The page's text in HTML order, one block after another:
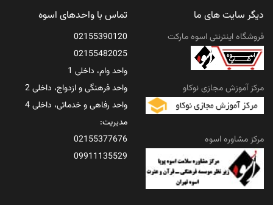
دیگر سایت های ما
فروشگاه اینترنتی اسوه مارکت
مرکز آموزش مجازی نوکاو
مرکز مشاوره اسوه
تماس با واحدهای اسوه
02155390120
02155482025
واحد وام، داخلی 1
واحد فرهنگی و ازدواج، داخلی 2
واحد رفاهی و خدماتی، داخلی 4
مدیریت:
02155377676
09911135529